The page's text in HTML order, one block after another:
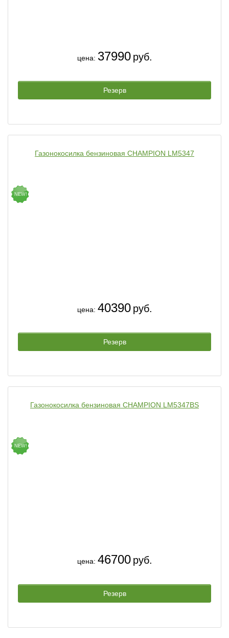
цена: 37990 руб.
Резерв
Газонокосилка бензиновая CHAMPION LM5347
NEW!
цена: 40390 руб.
Резерв
Газонокосилка бензиновая CHAMPION LM5347BS
NEW!
цена: 46700 руб.
Резерв